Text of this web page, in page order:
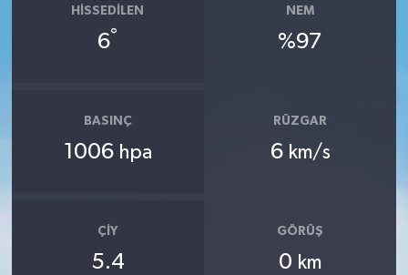
HISSEDILEN
6°
NEM
%97
BASINÇ
1006 hpa
RÜZGAR
6 km/s
ÇIY
5.4
GÖRÜŞ
0 km